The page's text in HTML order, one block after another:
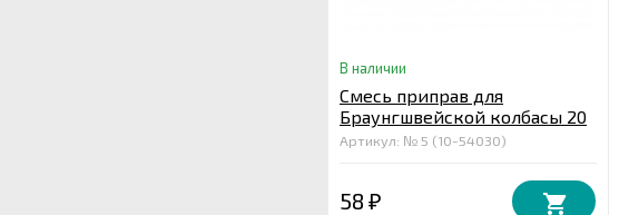
В наличии
Смесь приправ для
Браунгшвейской колбасы 20
гр.
Артикул: № 5 (10-54030)
58 ₽